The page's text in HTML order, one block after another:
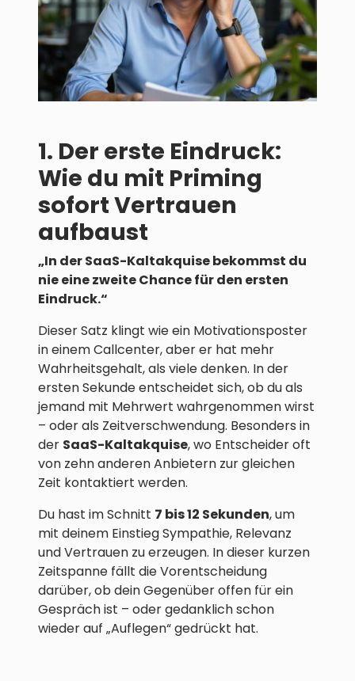
1. Der erste Eindruck:
Wie du mit Priming
sofort Vertrauen
aufbaust
„In der SaaS-Kaltakquise bekommst du
nie eine zweite Chance für den ersten
Eindruck.“
Dieser Satz klingt wie ein Motivationsposter
in einem Callcenter, aber er hat mehr
Wahrheitsgehalt, als viele denken. In der
ersten Sekunde entscheidet sich, ob du als
jemand mit Mehrwert wahrgenommen wirst
– oder als Zeitverschwendung. Besonders in
der SaaS-Kaltakquise, wo Entscheider oft
von zehn anderen Anbietern zur gleichen
Zeit kontaktiert werden.
Du hast im Schnitt 7 bis 12 Sekunden, um
mit deinem Einstieg Sympathie, Relevanz
und Vertrauen zu erzeugen. In dieser kurzen
Zeitspanne fällt die Vorentscheidung
darüber, ob dein Gegenüber offen für ein
Gespräch ist – oder gedanklich schon
wieder auf „Auflegen“ gedrückt hat.